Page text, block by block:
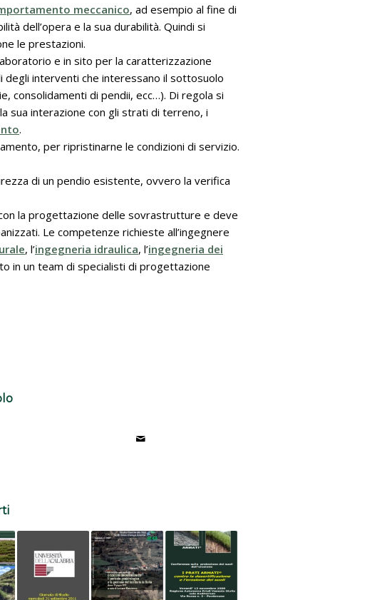
meccanico, ad esempio al fine di
dell’opera e la sua durabilità. Quindi si
le prestazioni.
e in sito per la caratterizzazione
interventi che interessano il sottosuolo
consolidamenti di pendii, ecc…). Di regola si
sua interazione con gli strati di terreno, i
.
per ripristinarne le condizioni di servizio.
di un pendio esistente, ovvero la verifica
la progettazione delle sovrastrutture e deve
Le competenze richieste all’ingegnere
, l’ingegneria idraulica, l’ingegneria dei
in un team di specialisti di progettazione